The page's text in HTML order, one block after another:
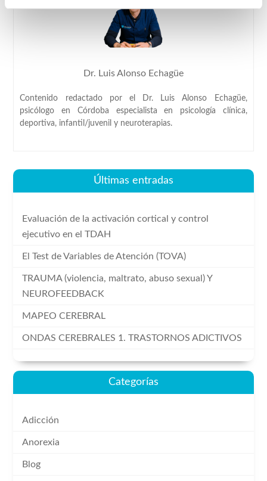
Dr. Luis Alonso Echagüe
Contenido redactado por el Dr. Luis Alonso Echagüe,
psicólogo en Córdoba especialista en psicología clínica,
deportiva, infantil/juvenil y neuroterapias.
Últimas entradas
Evaluación de la activación cortical y control
ejecutivo en el TDAH
El Test de Variables de Atención (TOVA)
TRAUMA (violencia, maltrato, abuso sexual) Y
NEUROFEEDBACK
MAPEO CEREBRAL
ONDAS CEREBRALES 1. TRASTORNOS ADICTIVOS
Categorías
Adicción
Anorexia
Blog